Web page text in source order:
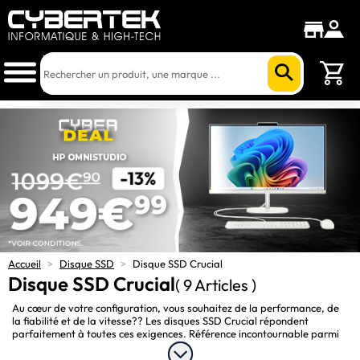
Accueil > Disque SSD > Disque SSD Crucial
Disque SSD Crucial( 9 Articles )
Au cœur de votre configuration, vous souhaitez de la performance, de
la fiabilité et de la vitesse?? Les disques SSD Crucial répondent
parfaitement à toutes ces exigences. Référence incontournable parmi
les disques SSD (Solid State Drive), la gamme